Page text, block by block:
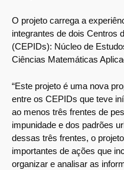
O projeto carrega a
integrantes de dois Centros
(CEPIDs): Núcleo de
Ciências Matemáticas
“Este projeto é uma nova
entre os CEPIDs que teve
ao menos três frentes de
impunidade e dos padrões
dessas três frentes, o
importantes de ações que
organizar e analisar as